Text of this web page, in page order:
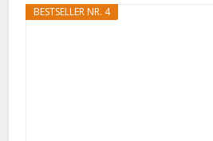
BESTSELLER NR. 4